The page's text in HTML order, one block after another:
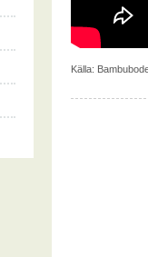
Källa: